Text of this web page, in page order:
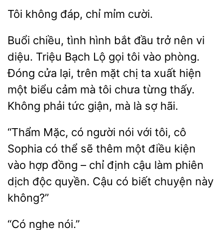
không chỉ mỉm
Buổi chiều, tình hình bắt đầu trở nên vi
diệu. Triệu Bạch Lộ gọi tôi vào phòng.
cửa lại, trên
chị ta xuất hiện
một biểu cảm mà tôi chưa từng thấy.
Không
tức giận, mà là sợ hãi.
“Thẩm Mặc, có người nói với tôi, cô
Sophia có thể sẽ thêm một điều kiện
vào
đồng – chỉ định cậu làm phiên
dịch độc quyền.
có biết chuyện này